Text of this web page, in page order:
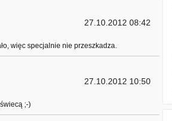
27.10.2012 08:42
więc specjalnie nie przeszkadza.
27.10.2012 10:50
;-)